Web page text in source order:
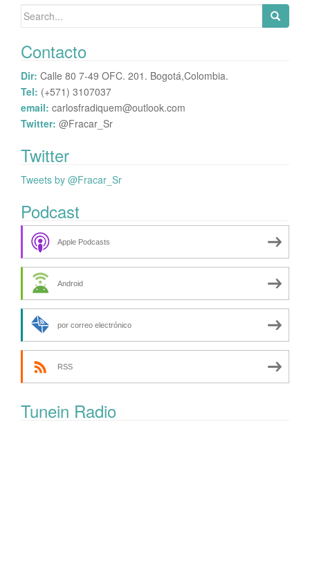
Search
Contacto
Dir: Calle 80 7-49 OFC. 201. Bogotá,Colombia.
Tel: (+571) 3107037
email: carlosfradiquem@outlook.com
Twitter: @Fracar_Sr
Twitter
Tweets by @Fracar_Sr
Podcast
Apple Podcasts
Android
por correo electrónico
RSS
Tunein Radio